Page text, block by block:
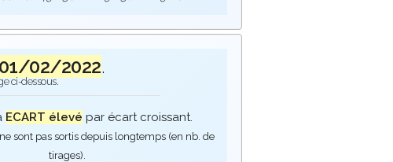
02/2022.
ci-dessous.
ECART élevé par écart croissant.
sont pas sortis depuis longtemps (en nb. de
tirages).